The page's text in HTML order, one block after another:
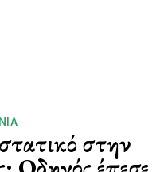
στην